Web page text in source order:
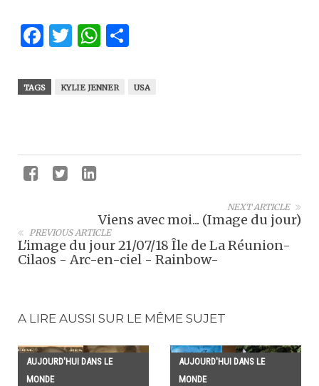
Facebook
Twitter
WhatsApp
TAGS KYLIE JENNER USA
NEXT ARTICLE
Viens avec moi... (Image du jour)
PREVIOUS ARTICLE
L'image du jour 21/07/18 Île de La Réunion-
Cilaos - Arc-en-ciel - Rainbow-
A LIRE AUSSI SUR LE MÊME SUJET
AUJOURD'HUI DANS LE
MONDE
AUJOURD'HUI DANS LE
MONDE